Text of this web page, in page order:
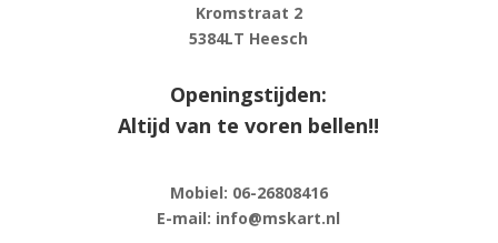
Kromstraat 2
5384LT Heesch
Openingstijden:
Altijd van te voren bellen!!
Mobiel: 06-26808416
E-mail: info@mskart.nl